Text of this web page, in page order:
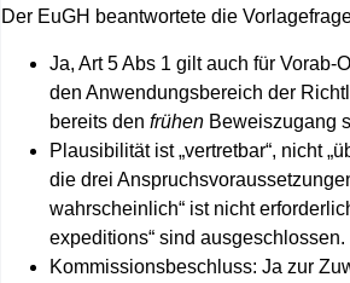
Der EuGH beantwortete die
Ja, Art 5 Abs 1 gilt auch für
den Anwendungsbereich der
bereits den frühen Beweiszugang
Plausibilität ist „vertretbar“, nicht
die drei
wahrscheinlich“ ist nicht
expeditions“ sind ausgeschlossen.
Kommissionsbeschluss: Ja zur